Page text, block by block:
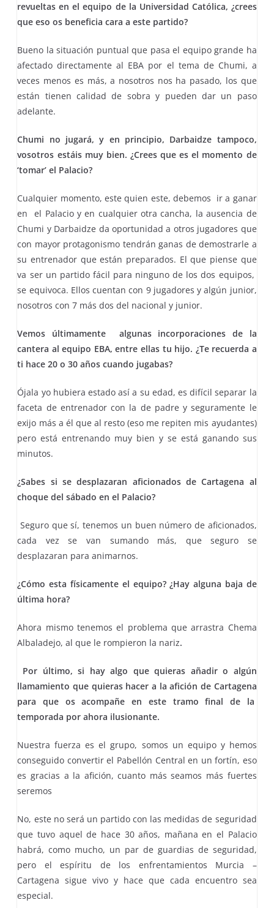
revueltas en el equipo de la Universidad Católica, ¿crees
que eso os beneficia cara a este partido?
Bueno la situación puntual que pasa el equipo grande ha
afectado directamente al EBA por el tema de Chumi, a
veces menos es más, a nosotros nos ha pasado, los que
están tienen calidad de sobra y pueden dar un paso
adelante.
Chumi no jugará, y en principio, Darbaidze tampoco,
vosotros estáis muy bien. ¿Crees que es el momento de
‘tomar’ el Palacio?
Cualquier momento, este quien este, debemos ir a ganar
en el Palacio y en cualquier otra cancha, la ausencia de
Chumi y Darbaidze da oportunidad a otros jugadores que
con mayor protagonismo tendrán ganas de demostrarle a
su entrenador que están preparados. El que piense que
va ser un partido fácil para ninguno de los dos equipos,
se equivoca. Ellos cuentan con 9 jugadores y algún junior,
nosotros con 7 más dos del nacional y junior.
Vemos últimamente algunas incorporaciones de la
cantera al equipo EBA, entre ellas tu hijo. ¿Te recuerda a
ti hace 20 o 30 años cuando jugabas?
Ójala yo hubiera estado así a su edad, es difícil separar la
faceta de entrenador con la de padre y seguramente le
exijo más a él que al resto (eso me repiten mis ayudantes)
pero está entrenando muy bien y se está ganando sus
minutos.
¿Sabes si se desplazaran aficionados de Cartagena al
choque del sábado en el Palacio?
Seguro que sí, tenemos un buen número de aficionados,
cada vez se van sumando más, que seguro se
desplazaran para animarnos.
¿Cómo esta físicamente el equipo? ¿Hay alguna baja de
última hora?
Ahora mismo tenemos el problema que arrastra Chema
Albaladejo, al que le rompieron la nariz.
Por último, si hay algo que quieras añadir o algún
llamamiento que quieras hacer a la afición de Cartagena
para que os acompañe en este tramo final de la
temporada por ahora ilusionante.
Nuestra fuerza es el grupo, somos un equipo y hemos
conseguido convertir el Pabellón Central en un fortín, eso
es gracias a la afición, cuanto más seamos más fuertes
seremos
No, este no será un partido con las medidas de seguridad
que tuvo aquel de hace 30 años, mañana en el Palacio
habrá, como mucho, un par de guardias de seguridad,
pero el espíritu de los enfrentamientos Murcia –
Cartagena sigue vivo y hace que cada encuentro sea
especial.